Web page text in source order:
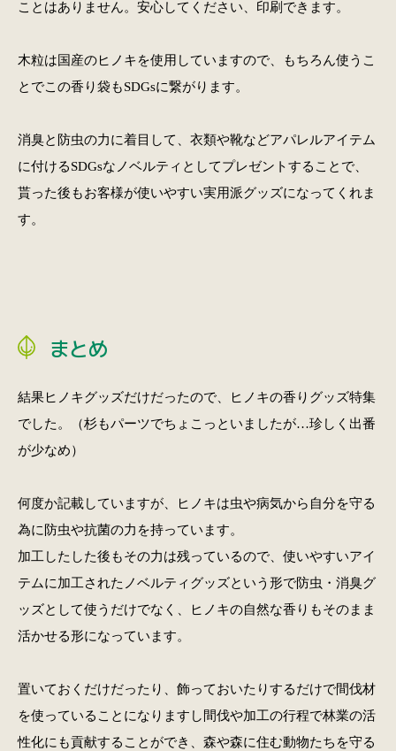
ことはありません。安心してください、印刷できます。
木粒は国産のヒノキを使用していますので、もちろん使うこ
とでこの香り袋もSDGsに繋がります。
消臭と防虫の力に着目して、衣類や靴などアパレルアイテム
に付けるSDGsなノベルティとしてプレゼントすることで、
貰った後もお客様が使いやすい実用派グッズになってくれま
す。
まとめ
結果ヒノキグッズだけだったので、ヒノキの香りグッズ特集
でした。（杉もパーツでちょこっといましたが…珍しく出番
が少なめ）
何度か記載していますが、ヒノキは虫や病気から自分を守る
為に防虫や抗菌の力を持っています。
加工したした後もその力は残っているので、使いやすいアイ
テムに加工されたノベルティグッズという形で防虫・消臭グ
ッズとして使うだけでなく、ヒノキの自然な香りもそのまま
活かせる形になっています。
置いておくだけだったり、飾っておいたりするだけで間伐材
を使っていることになりますし間伐や加工の行程で林業の活
性化にも貢献することができ、森や森に住む動物たちを守る